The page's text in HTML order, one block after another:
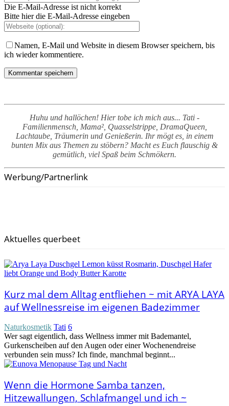
Die E-Mail-Adresse ist nicht korrekt
Bitte hier die E-Mail-Adresse eingeben
Namen, E-Mail und Website in diesem Browser speichern, bis
ich wieder kommentiere.
Huhu und hallöchen! Hier tobe ich mich aus... Tati -
Familienmensch, Mama², Quasselstrippe, DramaQueen,
Lachtaube, Träumerin und Genießerin. Ihr mögt es, in einem
bunten Mix aus Themen zu stöbern? Macht es Euch flauschig &
gemütlich, viel Spaß beim Schmökern.
Werbung/Partnerlink
Aktuelles querbeet
Kurz mal dem Alltag entfliehen ~ mit ARYA LAYA
auf Wellnessreise im eigenen Badezimmer
Naturkosmetik Tati 6
Wer sagt eigentlich, dass Wellness immer mit Bademantel,
Gurkenscheiben auf den Augen oder einer Wochenendreise
verbunden sein muss? Ich finde, manchmal beginnt...
Wenn die Hormone Samba tanzen,
Hitzewallungen, Schlafmangel und ich ~